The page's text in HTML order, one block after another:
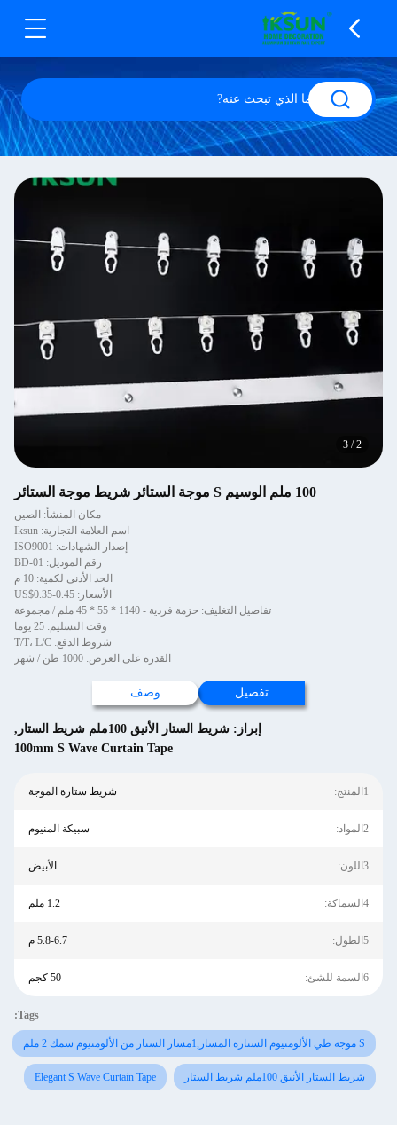
2
/
3
100 ملم الوسيم S موجة الستائر شريط موجة الستائر
مكان المنشأ: الصين
اسم العلامة التجارية: Iksun
إصدار الشهادات: ISO9001
رقم الموديل: BD-01
الحد الأدنى لكمية: 10 م
الأسعار: US$0.35-0.45
تفاصيل التغليف: حزمة فردية - 1140 * 55 * 45 ملم / مجموعة
وقت التسليم: 25 يوما
شروط الدفع: T/T، L/C
القدرة على العرض: 1000 طن / شهر
تفصيل وصف
إبراز: شريط الستار الأنيق 100ملم شريط الستار
,
100mm S Wave Curtain Tape
1المنتج: شريط ستارة الموجة
2المواد: سبيكة المنيوم
3اللون: الأبيض
4السماكة: 1.2 ملم
5الطول: 5.8-6.7 م
6السمة للشئ: 50 كجم
Tags:
S موجة طي الألومنيوم الستارة المسار,1مسار الستار من الألومنيوم سمك 2 ملم
شريط الستار الأنيق 100ملم شريط الستار Elegant S Wave Curtain Tape